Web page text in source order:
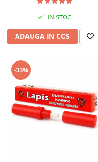
IN STOC
ADAUGA IN COS
-33%